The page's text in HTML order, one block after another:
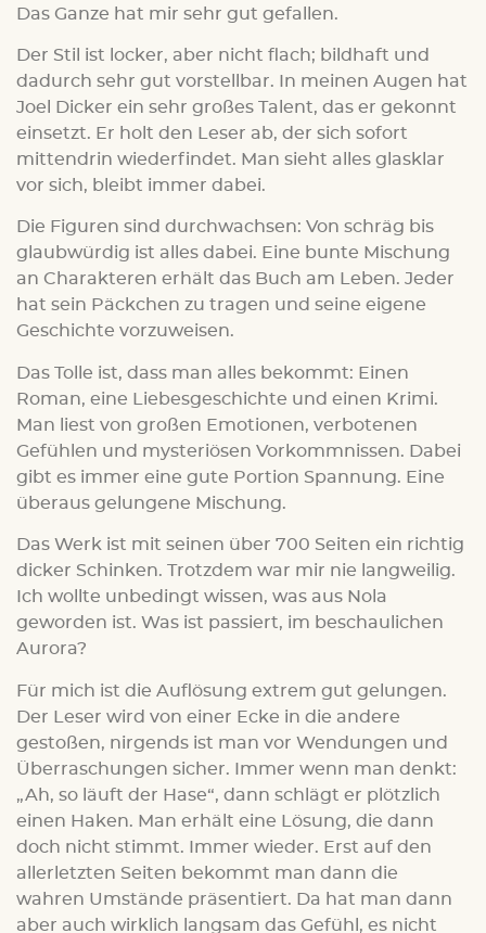
Das Ganze hat mir sehr gut gefallen.
Der Stil ist locker, aber nicht flach; bildhaft und
dadurch sehr gut vorstellbar. In meinen Augen hat
Joel Dicker ein sehr großes Talent, das er gekonnt
einsetzt. Er holt den Leser ab, der sich sofort
mittendrin wiederfindet. Man sieht alles glasklar
vor sich, bleibt immer dabei.
Die Figuren sind durchwachsen: Von schräg bis
glaubwürdig ist alles dabei. Eine bunte Mischung
an Charakteren erhält das Buch am Leben. Jeder
hat sein Päckchen zu tragen und seine eigene
Geschichte vorzuweisen.
Das Tolle ist, dass man alles bekommt: Einen
Roman, eine Liebesgeschichte und einen Krimi.
Man liest von großen Emotionen, verbotenen
Gefühlen und mysteriösen Vorkommnissen. Dabei
gibt es immer eine gute Portion Spannung. Eine
überaus gelungene Mischung.
Das Werk ist mit seinen über 700 Seiten ein richtig
dicker Schinken. Trotzdem war mir nie langweilig.
Ich wollte unbedingt wissen, was aus Nola
geworden ist. Was ist passiert, im beschaulichen
Aurora?
Für mich ist die Auflösung extrem gut gelungen.
Der Leser wird von einer Ecke in die andere
gestoßen, nirgends ist man vor Wendungen und
Überraschungen sicher. Immer wenn man denkt:
„Ah, so läuft der Hase“, dann schlägt er plötzlich
einen Haken. Man erhält eine Lösung, die dann
doch nicht stimmt. Immer wieder. Erst auf den
allerletzten Seiten bekommt man dann die
wahren Umstände präsentiert. Da hat man dann
aber auch wirklich langsam das Gefühl, es nicht